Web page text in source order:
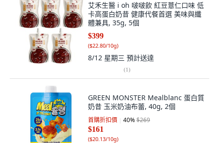
艾禾生醫 i oh 啵啵飲 紅豆薏仁口味 低
卡高蛋白奶昔 健康代餐首選 美味與纖
體兼具, 35g, 5個
$399
($22.80/10g)
8/12 星期三 預計送達
(1)
GREEN MONSTER Mealblanc 蛋白質
奶昔 玉米奶油布蕾, 40g, 2個
首購折扣價 40%$269
$161
($20.13/10g)